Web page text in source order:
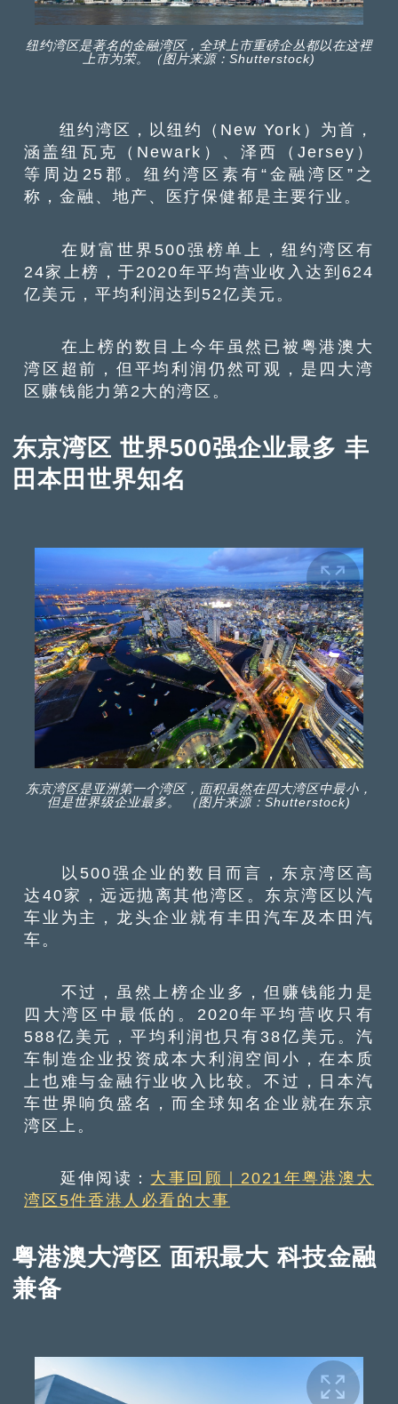
纽约湾区是著名的金融湾区，全球上市重磅企丛都以在这裡
上市为荣。（图片来源：Shutterstock)
纽约湾区，以纽约（New York）为首，
涵盖纽瓦克（Newark）、泽西（Jersey）
等周边25郡。纽约湾区素有“金融湾区”之
称，金融、地产、医疗保健都是主要行业。
在财富世界500强榜单上，纽约湾区有
24家上榜，于2020年平均营业收入达到624
亿美元，平均利润达到52亿美元。
在上榜的数目上今年虽然已被粤港澳大
湾区超前，但平均利润仍然可观，是四大湾
区赚钱能力第2大的湾区。
东京湾区 世界500强企业最多 丰
田本田世界知名
东京湾区是亚洲第一个湾区，面积虽然在四大湾区中最小，
但是世界级企业最多。 （图片来源：Shutterstock)
以500强企业的数目而言，东京湾区高
达40家，远远抛离其他湾区。东京湾区以汽
车业为主，龙头企业就有丰田汽车及本田汽
车。
不过，虽然上榜企业多，但赚钱能力是
四大湾区中最低的。2020年平均营收只有
588亿美元，平均利润也只有38亿美元。汽
车制造企业投资成本大利润空间小，在本质
上也难与金融行业收入比较。不过，日本汽
车世界响负盛名，而全球知名企业就在东京
湾区上。
延伸阅读： 大事回顾｜2021年粤港澳大
湾区5件香港人必看的大事
粤港澳大湾区 面积最大 科技金融
兼备